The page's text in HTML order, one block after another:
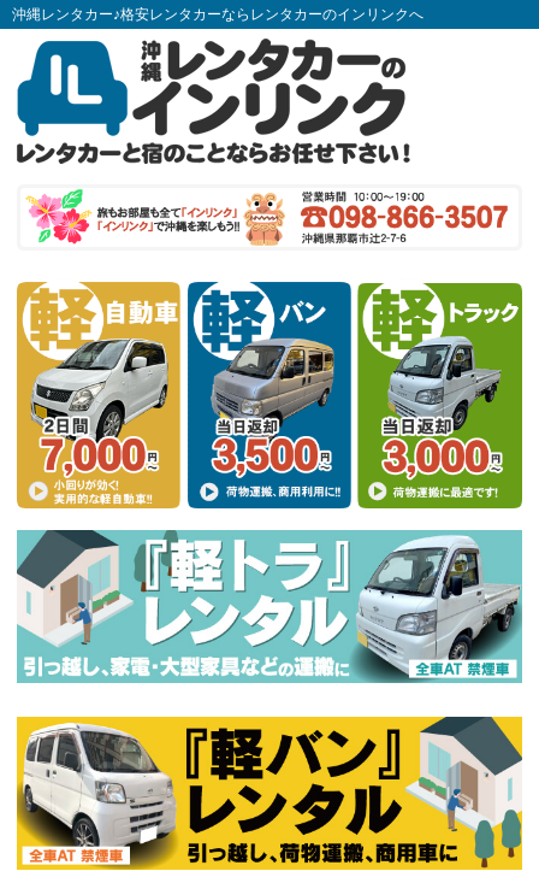
沖縄レンタカー♪格安レンタカーならレンタカーのインリンクへ